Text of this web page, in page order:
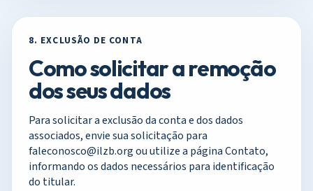
8. EXCLUSÃO DE CONTA
Como solicitar a remoção
dos seus dados
Para solicitar a exclusão da conta e dos dados
associados, envie sua solicitação para
faleconosco@ilzb.orgou utilize a páginaContato,
informando os dados necessários para identificação
do titular.